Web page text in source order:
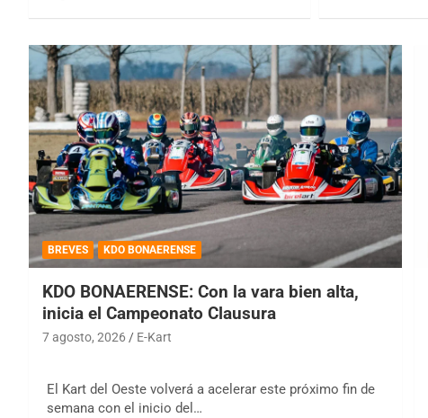
BREVES KDO BONAERENSE
KDO BONAERENSE: Con la vara bien alta,
inicia el Campeonato Clausura
7 agosto, 2026 E-Kart
El Kart del Oeste volverá a acelerar este próximo fin de
semana con el inicio del…